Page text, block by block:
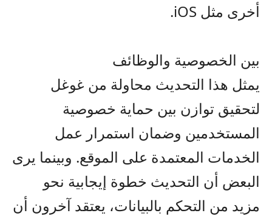
أخرى مثل iOS.
بين الخصوصية والوظائف
يمثل هذا التحديث محاولة من غوغل
لتحقيق توازن بين حماية خصوصية
المستخدمين وضمان استمرار عمل
الخدمات المعتمدة على الموقع. وبينما يرى
البعض أن التحديث خطوة إيجابية نحو
مزيد من التحكم بالبيانات، يعتقد آخرون أن